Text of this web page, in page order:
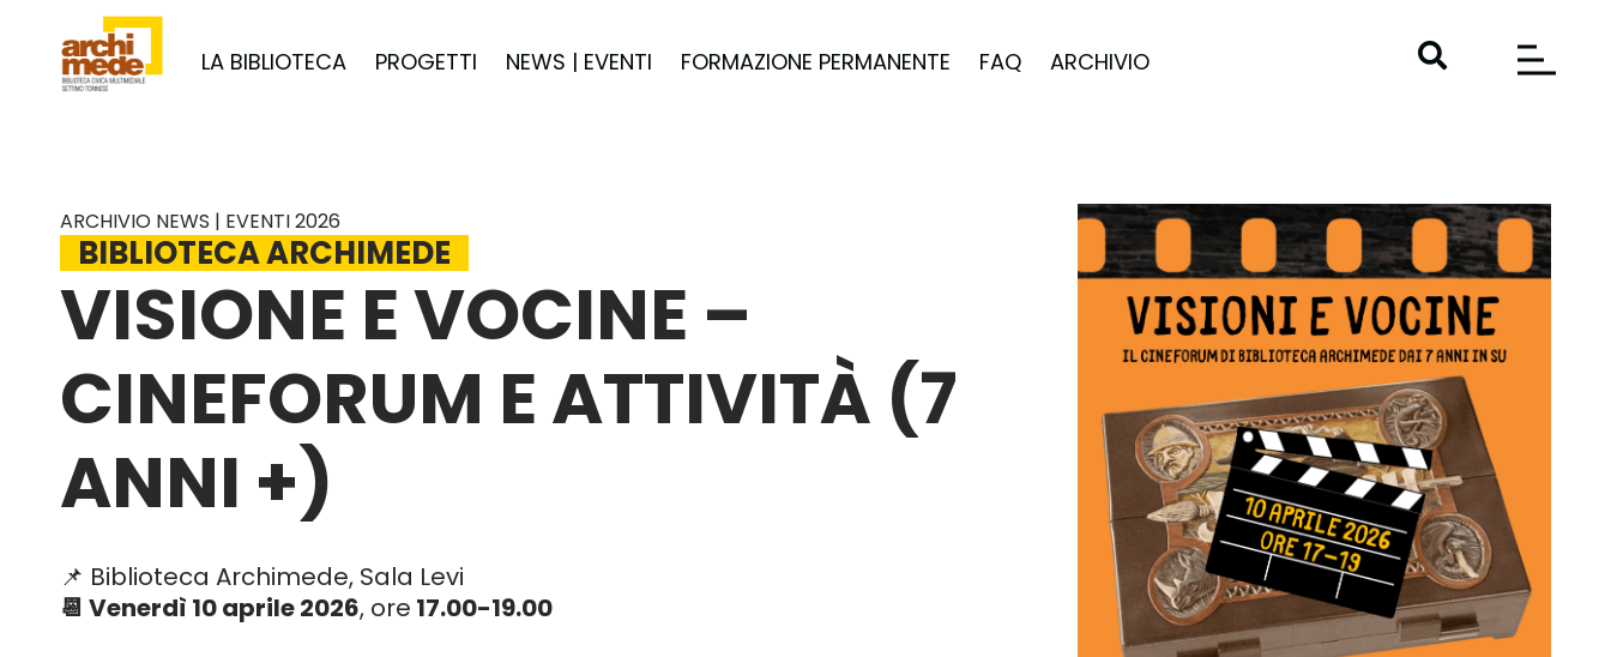
LA BIBLIOTECA PROGETTI NEWS | EVENTI FORMAZIONE PERMANENTE FAQ ARCHIVIO
ARCHIVIO NEWS | EVENTI 2026
BIBLIOTECA ARCHIMEDE
VISIONE E VOCINE –
CINEFORUM E ATTIVITÀ (7
ANNI +)
📌 Biblioteca Archimede, Sala Levi
📆 Venerdì 10 aprile 2026, ore 17.00-19.00